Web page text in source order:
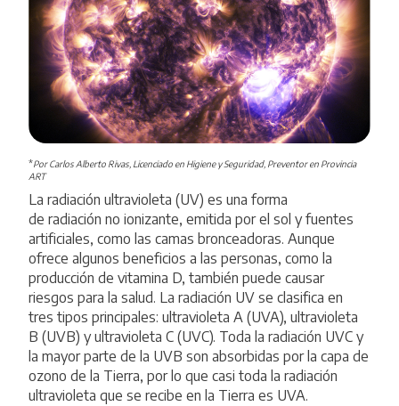
*Por Carlos Alberto Rivas, Licenciado en Higiene y Seguridad, Preventor en Provincia
ART
La radiación ultravioleta (UV) es una forma
de radiación no ionizante, emitida por el sol y fuentes
artificiales, como las camas bronceadoras. Aunque
ofrece algunos beneficios a las personas, como la
producción de vitamina D, también puede causar
riesgos para la salud. La radiación UV se clasifica en
tres tipos principales: ultravioleta A (UVA), ultravioleta
B (UVB) y ultravioleta C (UVC). Toda la radiación UVC y
la mayor parte de la UVB son absorbidas por la capa de
ozono de la Tierra, por lo que casi toda la radiación
ultravioleta que se recibe en la Tierra es UVA.